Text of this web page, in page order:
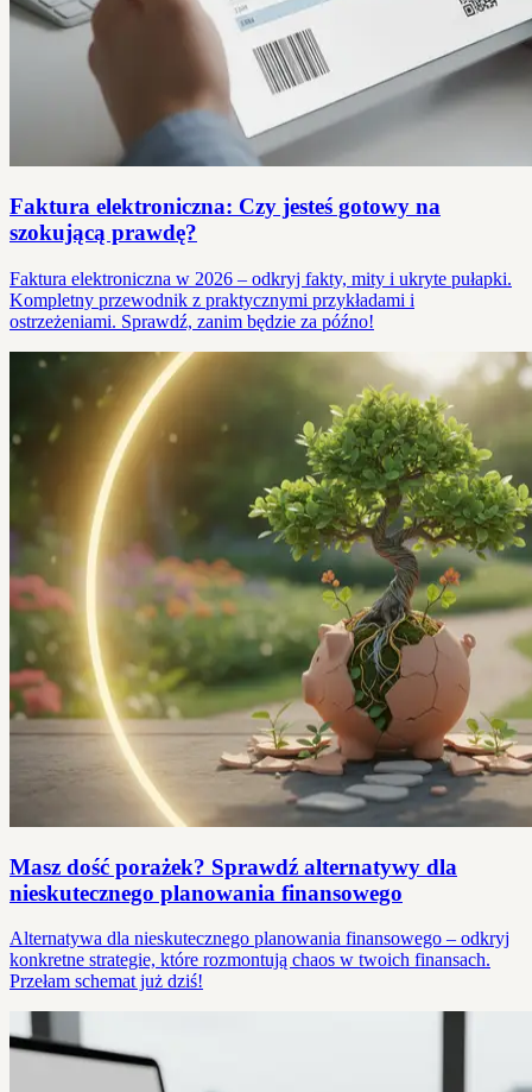
Faktura elektroniczna: Czy jesteś gotowy na
szokującą prawdę?
Faktura elektroniczna w 2026 – odkryj fakty, mity i ukryte pułapki.
Kompletny przewodnik z praktycznymi przykładami i
ostrzeżeniami. Sprawdź, zanim będzie za późno!
Masz dość porażek? Sprawdź alternatywy dla
nieskutecznego planowania finansowego
Alternatywa dla nieskutecznego planowania finansowego – odkryj
konkretne strategie, które rozmontują chaos w twoich finansach.
Przełam schemat już dziś!